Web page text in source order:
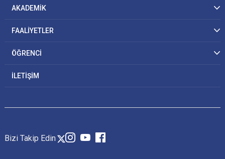
AKADEMİK
FAALİYETLER
ÖĞRENCİ
İLETİŞİM
Bizi Takip Edin